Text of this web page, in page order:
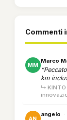
Commenti
MM
Marco
km
↳
AN
angelo ·